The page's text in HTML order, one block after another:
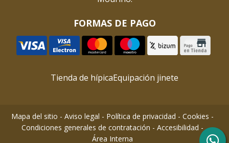
FORMAS DE PAGO
Tienda de hípicaEquipación jinete
Mapa del sitio - Aviso legal - Política de privacidad - Cookies -
Condiciones generales de contratación - Accesibilidad -
Área Interna